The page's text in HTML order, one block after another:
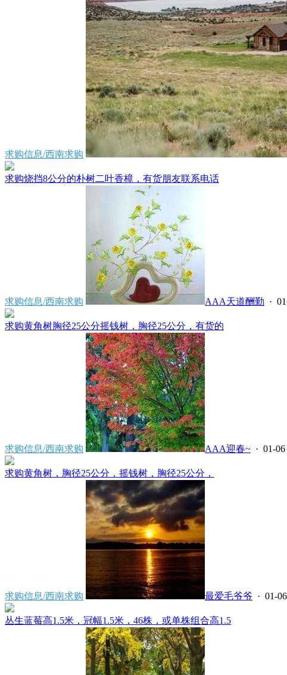
求购信息/西南求购
求购烧挡8公分的朴树二叶香樟，有货朋友联系电话
求购信息/西南求购 AAA天道酬勤 ·
求购黄角树胸径25公分摇钱树，胸径25公分，有货的
求购信息/西南求购 AAA迎春~ · 01-
求购黄角树，胸径25公分，摇钱树，胸径25公分，
求购信息/西南求购 最爱毛爷爷 · 01-
丛生蓝莓高1.5米，冠幅1.5米，46株，或单株组合高1.5